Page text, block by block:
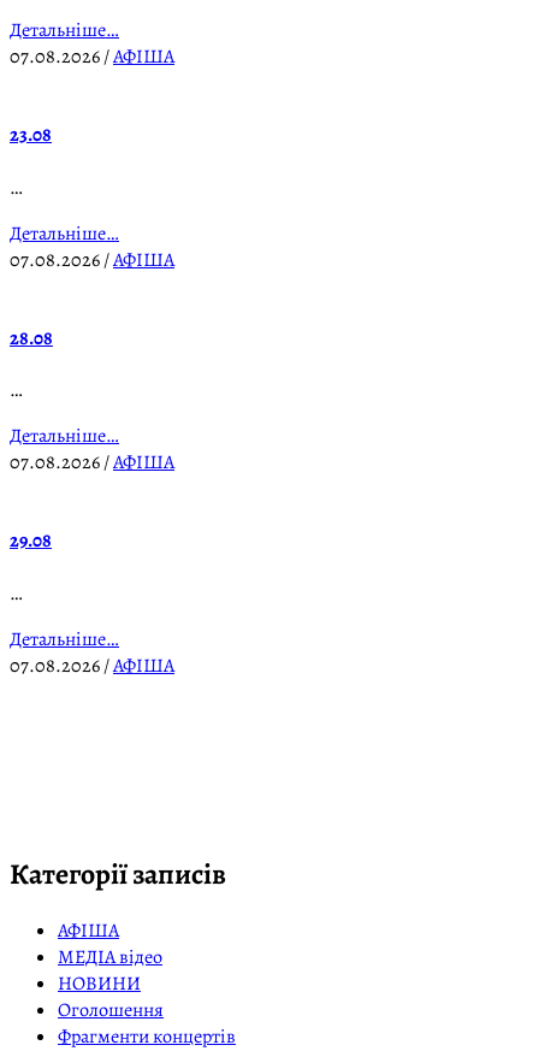
Детальніше…
07.08.2026/АФІША
23.08
…
Детальніше…
07.08.2026/АФІША
28.08
…
Детальніше…
07.08.2026/АФІША
29.08
…
Детальніше…
07.08.2026/АФІША
Категорії записів
АФІША
МЕДІА відео
НОВИНИ
Оголошення
Фрагменти концертів